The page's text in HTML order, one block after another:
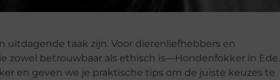
taak zijn. Voor dierenliefhebbers en
zowel betrouwbaar als ethisch is—Hondenfokker in Ede.
en geven we je praktische tips om de juiste keuzes te